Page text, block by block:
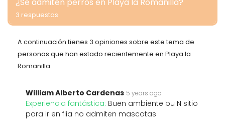
3 respuestas
A continuación tienes 3 opiniones sobre este tema de
personas que han estado recientemente en Playa la
Romanilla.
William Alberto Cardenas 5 years ago
Experiencia fantástica: Buen ambiente bu N sitio
para ir en flia no admiten mascotas